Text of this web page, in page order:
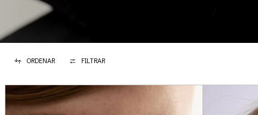
ORDENAR FILTRAR